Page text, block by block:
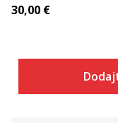
30,00 €